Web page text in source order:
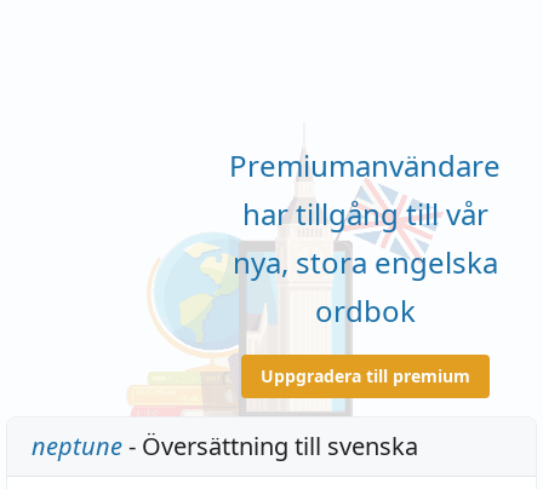
Premiumanvändare
har tillgång till vår
nya, stora engelska
ordbok
Uppgradera till premium
neptune- Översättning till svenska